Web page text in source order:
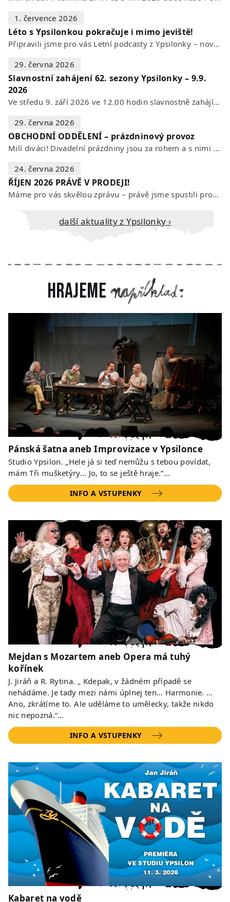
1. července 2026
Léto s Ypsilonkou pokračuje i mimo jeviště!
Připravili jsme pro vás Letní podcasty z Ypsilonky – novou sérii rozhovorů s…
29. června 2026
Slavnostní zahájení 62. sezony Ypsilonky – 9.9.
2026
Ve středu 9. září 2026 ve 12.00 hodin slavnostně zahájíme novou divadelní…
29. června 2026
OBCHODNÍ ODDĚLENÍ – prázdninový provoz
Milí diváci! Divadelní prázdniny jsou za rohem a s nimi se mění i otevírací…
24. června 2026
ŘÍJEN 2026 PRÁVĚ V PRODEJI!
Máme pro vás skvělou zprávu – právě jsme spustili prodej vstupenek na říjen…
Další aktuality z Ypsilonky ›
Hrajeme
Pánská šatna aneb Improvizace v Ypsilonce
Studio Ypsilon. „Hele já si teď nemůžu s tebou povídat,
mám Tři mušketýry… Jo, to se ještě hraje.“…
INFO A VSTUPENKY
Mejdan s Mozartem aneb Opera má tuhý
kořínek
J. Jiráň a R. Rytina. „ Kdepak, v žádném případě se
nehádáme. Je tady mezi námi úplnej ten… Harmonie. …
Ano, zkrátíme to. Ale uděláme to umělecky, takže nikdo
nic nepozná.“…
INFO A VSTUPENKY
Kabaret na vodě